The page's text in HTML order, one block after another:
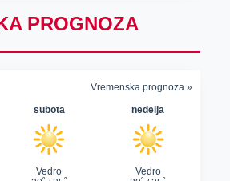
PROGNOZA